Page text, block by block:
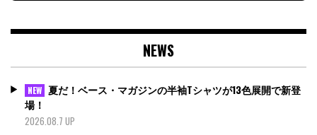
NEWS
NEW 夏だ！ベース・マガジンの半袖Tシャツが13色展開で新登
場！
2026.08.7 UP